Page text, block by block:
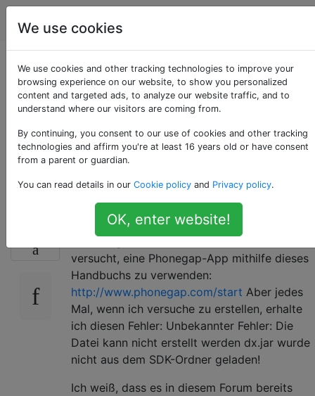
Programmierung
Android ADT-Fehler,
dx.jar wurde nicht
aus dem SDK-Ordner
geladen
Ich habe gerade Eclipse Galileo
heruntergeladen und ADT10 installiert und
versucht, eine Phonegap-App mithilfe dieses
Handbuchs zu verwenden:
http://www.phonegap.com/start Aber jedes
Mal, wenn ich versuche zu erstellen, erhalte
ich diesen Fehler: Unbekannter Fehler: Die
Datei kann nicht erstellt werden dx.jar wurde
nicht aus dem SDK-Ordner geladen!
Ich weiß, dass es in diesem Forum bereits
We use cookies
We use cookies and other tracking technologies to improve your
browsing experience on our website, to show you personalized
content and targeted ads, to analyze our website traffic, and to
understand where our visitors are coming from.
By continuing, you consent to our use of cookies and other tracking
technologies and affirm you're at least 16 years old or have consent
from a parent or guardian.
You can read details in our Cookie policy and Privacy policy.
OK, enter website!